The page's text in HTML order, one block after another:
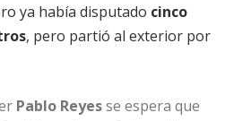
ya había disputado cinco
, pero partió al exterior por
Pablo Reyesse espera que